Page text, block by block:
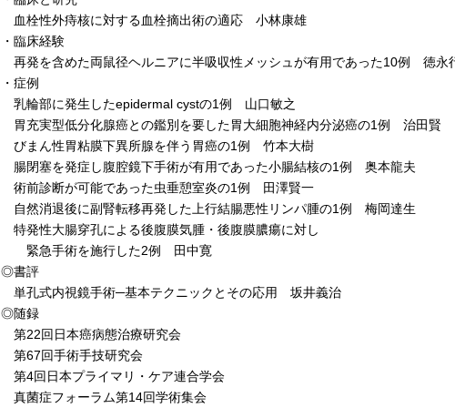
血栓性外痔核に対する血栓摘出術の適応 小林康雄
・臨床経験
再発を含めた両鼠径ヘルニアに半吸収性メッシュが有用であった10例 徳永
・症例
乳輪部に発生したepidermal cystの1例 山口敏之
胃充実型低分化腺癌との鑑別を要した胃大細胞神経内分泌癌の1例 治田賢
びまん性胃粘膜下異所腺を伴う胃癌の1例 竹本大樹
腸閉塞を発症し腹腔鏡下手術が有用であった小腸結核の1例 奥本龍夫
術前診断が可能であった虫垂憩室炎の1例 田澤賢一
自然消退後に副腎転移再発した上行結腸悪性リンパ腫の1例 梅岡達生
特発性大腸穿孔による後腹膜気腫・後腹膜膿瘍に対し
緊急手術を施行した2例 田中寛
◎書評
単孔式内視鏡手術─基本テクニックとその応用 坂井義治
◎随録
第22回日本癌病態治療研究会
第67回手術手技研究会
第4回日本プライマリ・ケア連合学会
真菌症フォーラム第14回学術集会